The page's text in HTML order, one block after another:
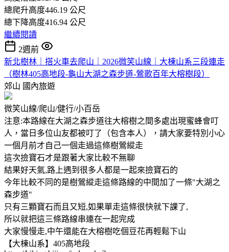
總爬升高度446.19 公尺
總下降高度416.94 公尺
繼續閱讀
2週前
新北樹林｜搭火車去爬山｜2026微笑山線｜大棟山系三段連走
（樹林405高地段-龜山大湖之森步道-鶯歌百年大榕樹段）
郊山 國內旅遊
微笑山線/爬山/健行/小百岳
注意:本路線在大湖之森步道往大榕樹之間多處出現蜜蜂會叮
人，當日多位山友都被叮了（包含本人），請大家要特別小心
一個月前才自己一個走過這條樹鶯縱走
這次撿寶石才是跟著大家比較不無聊
結果好天氣,路上遇到很多人都是一起來撿寶石的
今年比較不同的是樹鶯縱走這條路線的中間加了一條"大湖之
森步道"
只有三顆寶石而且又短,如果單走這條很快就下課了,
所以就把這三條路線串連在一起完成
大家慢慢走,中午還能在大榕樹吃個豆花再輕鬆下山
【大棟山系】405高地段